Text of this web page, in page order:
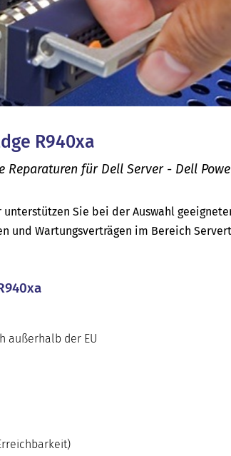
R940xa
für Dell Server - Dell
Sie bei der Auswahl
und Wartungsverträgen im Bereich
außerhalb der EU